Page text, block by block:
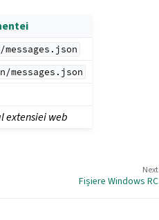
messages.json
extensiei web
Next
Fișiere Windows RC